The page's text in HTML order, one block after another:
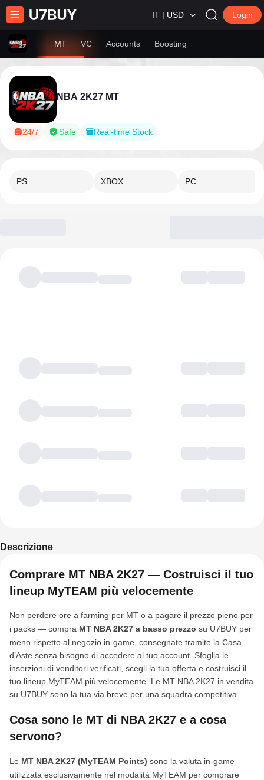
IT | USD Login
MT VC Accounts Boosting
NBA 2K27 MT
24/7 Safe Real-time Stock
PS XBOX PC
Descrizione
Comprare MT NBA 2K27 — Costruisci il tuo
lineup MyTEAM più velocemente
Non perdere ore a farming per MT o a pagare il prezzo pieno per
i packs — compra MT NBA 2K27 a basso prezzo su U7BUY per
meno rispetto al negozio in-game, consegnate tramite la Casa
d’Aste senza bisogno di accedere al tuo account. Sfoglia le
inserzioni di venditori verificati, scegli la tua offerta e costruisci il
tuo lineup MyTEAM più velocemente. Le MT NBA 2K27 in vendita
su U7BUY sono la tua via breve per una squadra competitiva.
Cosa sono le MT di NBA 2K27 e a cosa
servono?
Le MT NBA 2K27 (MyTEAM Points) sono la valuta in-game
utilizzata esclusivamente nel modalità MyTEAM per comprare